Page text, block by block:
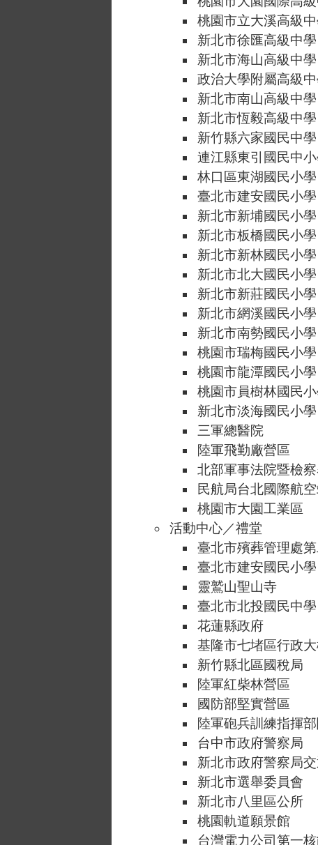
桃園市立大溪高級
新北市徐匯高級中學
新北市海山高級中學
政治大學附屬高級
新北市南山高級中學
新北市恆毅高級中學
新竹縣六家國民中學
連江縣東引國民中
林口區東湖國民小學
臺北市建安國民小學
新北市新埔國民小學
新北市板橋國民小學
新北市新林國民小學
新北市北大國民小學
新北市新莊國民小學
新北市網溪國民小學
新北市南勢國民小學
桃園市瑞梅國民小學
桃園市龍潭國民小學
桃園市員樹林國民
新北市淡海國民小學
三軍總醫院
陸軍飛勤廠營區
北部軍事法院暨檢
民航局台北國際航
桃園市大園工業區
活動中心／禮堂
臺北市殯葬管理處
臺北市建安國民小學
靈鷲山聖山寺
臺北市北投國民中學
花蓮縣政府
基隆市七堵區行政
新竹縣北區國稅局
陸軍紅柴林營區
國防部堅實營區
陸軍砲兵訓練指揮
台中市政府警察局
新北市政府警察局
新北市選舉委員會
新北市八里區公所
桃園軌道願景館
台灣電力公司第一